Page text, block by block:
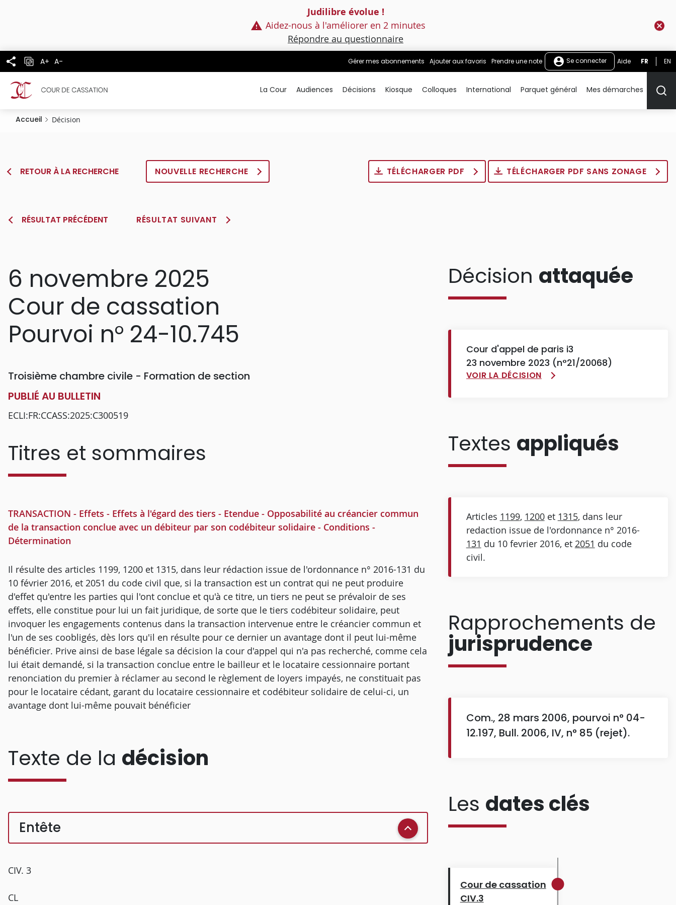
Judilibre évolue !
Aidez-nous à l'améliorer en 2 minutes
Répondre au questionnaire
A+ A- Gérer mes abonnements Ajouter aux favoris Prendre une note Se connecter Aide FR EN
La Cour Audiences Décisions Kiosque Colloques International Parquet général Mes démarches
Accueil Décision
RETOUR À LA RECHERCHE NOUVELLE RECHERCHE TÉLÉCHARGER PDF TÉLÉCHARGER PDF SANS ZONAGE
RÉSULTAT PRÉCÉDENT RÉSULTAT SUIVANT
6 novembre 2025
Cour de cassation
Pourvoi n° 24-10.745
Troisième chambre civile - Formation de section
PUBLIÉ AU BULLETIN
ECLI:FR:CCASS:2025:C300519
Titres et sommaires
TRANSACTION - Effets - Effets à l'égard des tiers - Etendue - Opposabilité au créancier commun
de la transaction conclue avec un débiteur par son codébiteur solidaire - Conditions -
Détermination
Il résulte des articles 1199, 1200 et 1315, dans leur rédaction issue de l'ordonnance n° 2016-131 du
10 février 2016, et 2051 du code civil que, si la transaction est un contrat qui ne peut produire
d'effet qu'entre les parties qui l'ont conclue et qu'à ce titre, un tiers ne peut se prévaloir de ses
effets, elle constitue pour lui un fait juridique, de sorte que le tiers codébiteur solidaire, peut
invoquer les engagements contenus dans la transaction intervenue entre le créancier commun et
l'un de ses coobligés, dès lors qu'il en résulte pour ce dernier un avantage dont il peut lui-même
bénéficier. Prive ainsi de base légale sa décision la cour d'appel qui n'a pas recherché, comme cela
lui était demandé, si la transaction conclue entre le bailleur et le locataire cessionnaire portant
renonciation du premier à réclamer au second le règlement de loyers impayés, ne constituait pas
pour le locataire cédant, garant du locataire cessionnaire et codébiteur solidaire de celui-ci, un
avantage dont lui-même pouvait bénéficier
Texte de la décision
Entête
CIV. 3
CL
Décision attaquée
Cour d'appel de paris i3
23 novembre 2023 (n°21/20068)
VOIR LA DÉCISION
Textes appliqués
Articles 1199, 1200et 1315, dans leur
redaction issue de l'ordonnance n° 2016-
131 du 10 fevrier 2016, et 2051 du code
civil.
Rapprochements de
jurisprudence
Com., 28 mars 2006, pourvoi n° 04-
12.197, Bull. 2006, IV, n° 85 (rejet).
Les dates clés
Cour de cassation
CIV.3